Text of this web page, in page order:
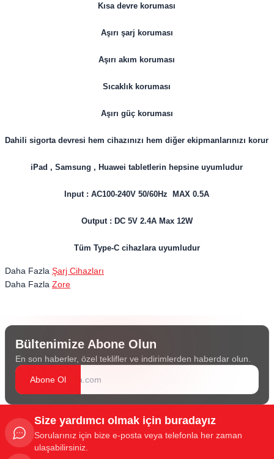
Kısa devre koruması
Aşırı şarj koruması
Aşırı akım koruması
Sıcaklık koruması
Aşırı güç koruması
Dahili sigorta devresi hem cihazınızı hem diğer ekipmanlarınızı korur
iPad , Samsung , Huawei tabletlerin hepsine uyumludur
Input : AC100-240V 50/60Hz MAX 0.5A
Output : DC 5V 2.4A Max 12W
Tüm Type-C cihazlara uyumludur
Daha Fazla Şarj Cihazları
Daha Fazla Zore
Bültenimize Abone Olun
En son haberler, özel teklifler ve indirimlerden haberdar olun.
Abone Ol
Size yardımcı olmak için buradayız
Sorularınız için bize e-posta veya telefonla her zaman
ulaşabilirsiniz.